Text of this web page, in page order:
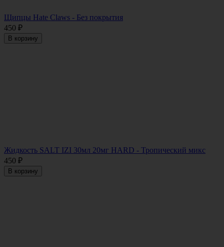
Щипцы Hate Claws - Без покрытия
450 ₽
В корзину
Жидкость SALT IZI 30мл 20мг HARD - Тропический микс
450 ₽
В корзину